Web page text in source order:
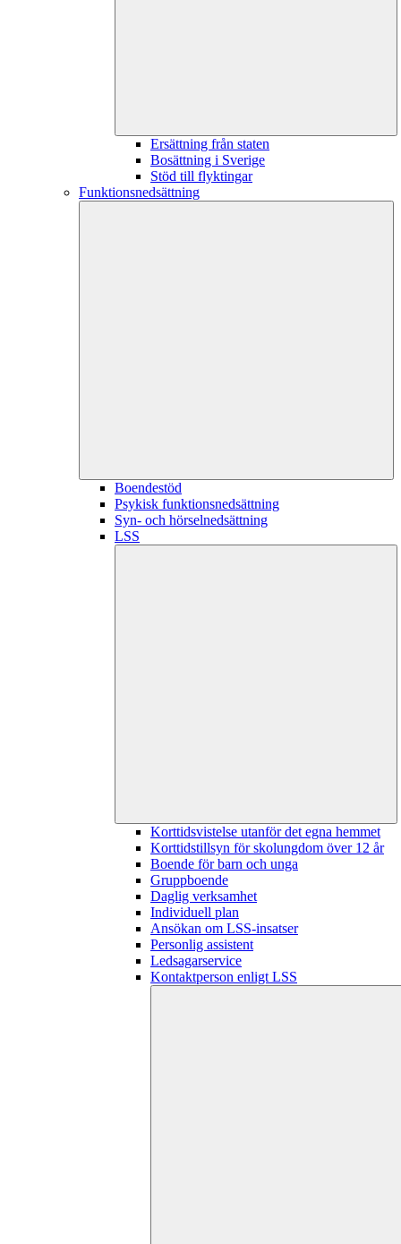
Ersättning från staten
Bosättning i Sverige
Stöd till flyktingar
Funktionsnedsättning
Boendestöd
Psykisk funktionsnedsättning
Syn- och hörselnedsättning
LSS
Korttidsvistelse utanför det egna hemmet
Korttidstillsyn för skolungdom över 12 år
Boende för barn och unga
Gruppboende
Daglig verksamhet
Individuell plan
Ansökan om LSS-insatser
Personlig assistent
Ledsagarservice
Kontaktperson enligt LSS